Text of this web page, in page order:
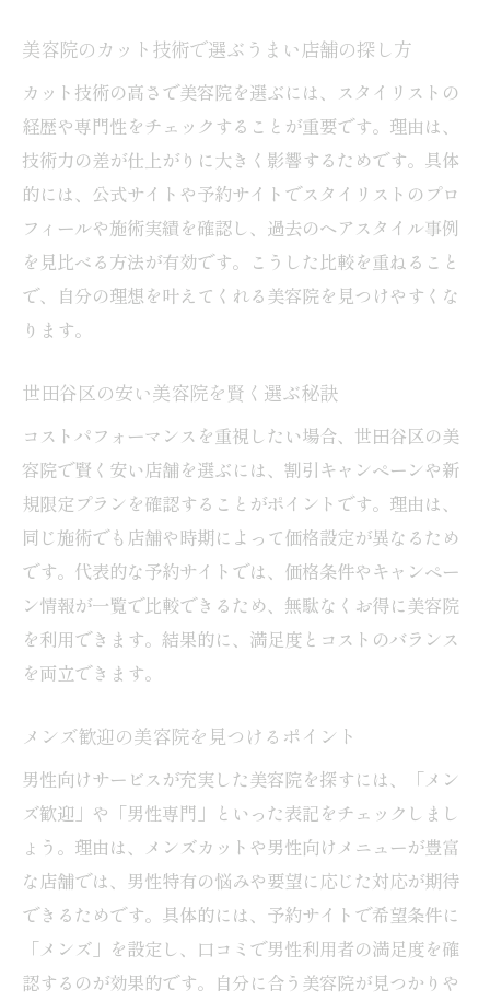
美容院のカット技術で選ぶうまい店舗の探し方
カット技術の高さで美容院を選ぶには、スタイリストの
経歴や専門性をチェックすることが重要です。理由は、
技術力の差が仕上がりに大きく影響するためです。具体
的には、公式サイトや予約サイトでスタイリストのプロ
フィールや施術実績を確認し、過去のヘアスタイル事例
を見比べる方法が有効です。こうした比較を重ねること
で、自分の理想を叶えてくれる美容院を見つけやすくな
ります。
世田谷区の安い美容院を賢く選ぶ秘訣
コストパフォーマンスを重視したい場合、世田谷区の美
容院で賢く安い店舗を選ぶには、割引キャンペーンや新
規限定プランを確認することがポイントです。理由は、
同じ施術でも店舗や時期によって価格設定が異なるため
です。代表的な予約サイトでは、価格条件やキャンペー
ン情報が一覧で比較できるため、無駄なくお得に美容院
を利用できます。結果的に、満足度とコストのバランス
を両立できます。
メンズ歓迎の美容院を見つけるポイント
男性向けサービスが充実した美容院を探すには、「メン
ズ歓迎」や「男性専門」といった表記をチェックしまし
ょう。理由は、メンズカットや男性向けメニューが豊富
な店舗では、男性特有の悩みや要望に応じた対応が期待
できるためです。具体的には、予約サイトで希望条件に
「メンズ」を設定し、口コミで男性利用者の満足度を確
認するのが効果的です。自分に合う美容院が見つかりや